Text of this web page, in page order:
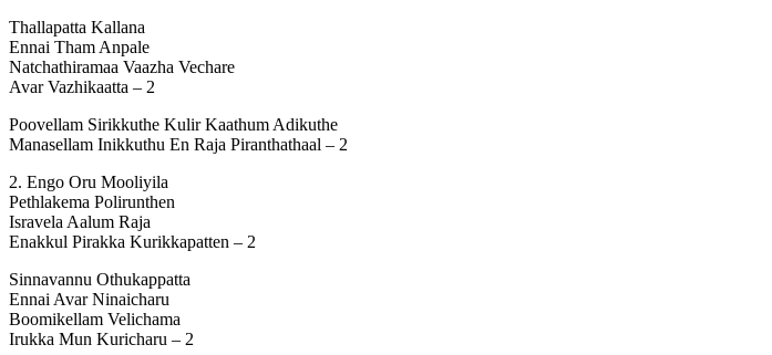
Thallapatta Kallana
Ennai Tham Anpale
Natchathiramaa Vaazha Vechare
Avar Vazhikaatta – 2
Poovellam Sirikkuthe Kulir Kaathum Adikuthe
Manasellam Inikkuthu En Raja Piranthathaal – 2
2. Engo Oru Mooliyila
Pethlakema Polirunthen
Isravela Aalum Raja
Enakkul Pirakka Kurikkapatten – 2
Sinnavannu Othukappatta
Ennai Avar Ninaicharu
Boomikellam Velichama
Irukka Mun Kuricharu – 2